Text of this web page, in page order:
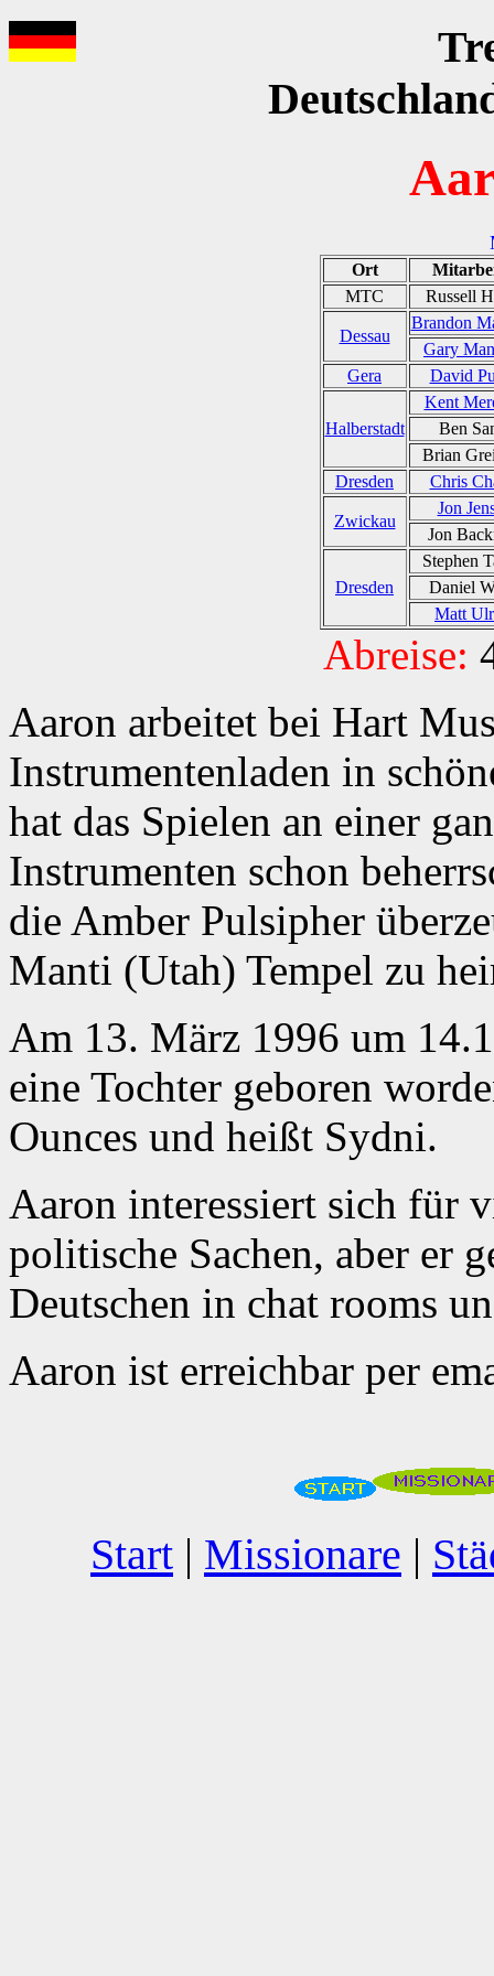
Ort
MTC
Russell
Dessau
Brandon
Gary
Gera
David
Halberstadt
Kent
Ben
Brian
Dresden
Chris
Zwickau
Jon
Jon
Dresden
Stephen
Daniel
Matt
Abreise:
Aaron arbeitet bei Hart
Instrumentenladen in
hat das Spielen an einer
Instrumenten schon
die Amber Pulsipher
Manti (Utah) Tempel zu
Am 13. März 1996 um
eine Tochter geboren
Ounces und heißt Sydni.
Aaron interessiert sich für
politische Sachen, aber er
Deutschen in chat rooms
Aaron ist erreichbar per
Start | Missionare |